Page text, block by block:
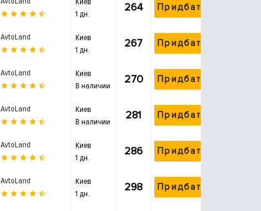
1 дн.
264 Придбати
AvtoLand
Киев
1 дн.
267 Придбати
AvtoLand
Киев
В наличии
270 Придбати
AvtoLand
Киев
В наличии
281 Придбати
AvtoLand
Киев
1 дн.
286 Придбати
AvtoLand
Киев
1 дн.
298 Придбати